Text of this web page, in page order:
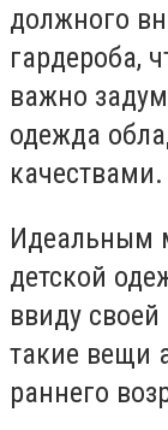
должного
гардероба,
важно
одежда
качествами.
Идеальным
детской
ввиду
такие вещи
раннего